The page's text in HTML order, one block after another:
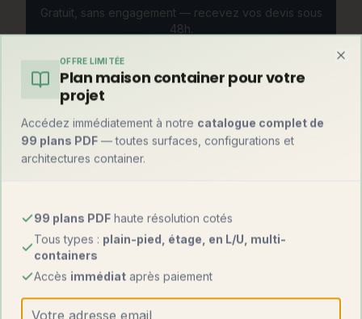
Gratuit, sans engagement — recevez vos devis sous
48h.
Recevoir mes devis gratuits
Et par rapport à une maison container ?
Mise en perspective avec l'alternative container, notre
Critère Tiny house Maison container
Prix au m²
1 800 – 3 200
Mobilité
Totale (sur
Transportable par
OFFRE LIMITÉE
Plan maison container pour votre
projet
Accédez immédiatement à notre catalogue complet de
99 plans PDF — toutes surfaces, configurations et
architectures container.
99 plans PDF haute résolution cotés
Tous types : plain-pied, étage, en L/U, multi-
containers
Accès immédiat après paiement